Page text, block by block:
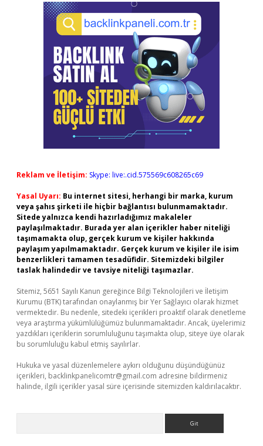
Reklam ve İletişim: Skype: live:.cid.575569c608265c69
Yasal Uyarı: Bu internet sitesi, herhangi bir marka, kurum
veya şahıs şirketi ile hiçbir bağlantısı bulunmamaktadır.
Sitede yalnızca kendi hazırladığımız makaleler
paylaşılmaktadır. Burada yer alan içerikler haber niteliği
taşımamakta olup, gerçek kurum ve kişiler hakkında
paylaşım yapılmamaktadır. Gerçek kurum ve kişiler ile isim
benzerlikleri tamamen tesadüfidir. Sitemizdeki bilgiler
taslak halindedir ve tavsiye niteliği taşımazlar.
Sitemiz, 5651 Sayılı Kanun gereğince Bilgi Teknolojileri ve İletişim
Kurumu (BTK) tarafından onaylanmış bir Yer Sağlayıcı olarak hizmet
vermektedir. Bu nedenle, sitedeki içerikleri proaktif olarak denetleme
veya araştırma yükümlülüğümüz bulunmamaktadır. Ancak, üyelerimiz
yazdıkları içeriklerin sorumluluğunu taşımakta olup, siteye üye olarak
bu sorumluluğu kabul etmiş sayılırlar.
Hukuka ve yasal düzenlemelere aykırı olduğunu düşündüğünüz
içerikleri, backlinkpanelicomtr@gmail.com adresine bildirmeniz
halinde, ilgili içerikler yasal süre içerisinde sitemizden kaldırılacaktır.